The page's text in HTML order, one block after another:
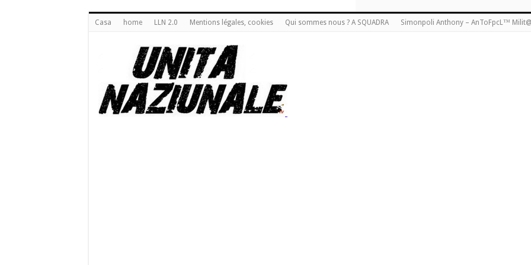
Casa home LLN 2.0 Mentions légales, cookies Qui sommes nous ? A SQUADRA Simonpoli Anthony – AnToFpcL™